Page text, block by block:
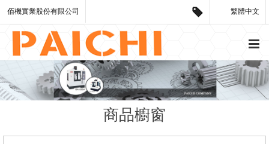
繁體中文
佰機實業股份有限公司
商品櫥窗